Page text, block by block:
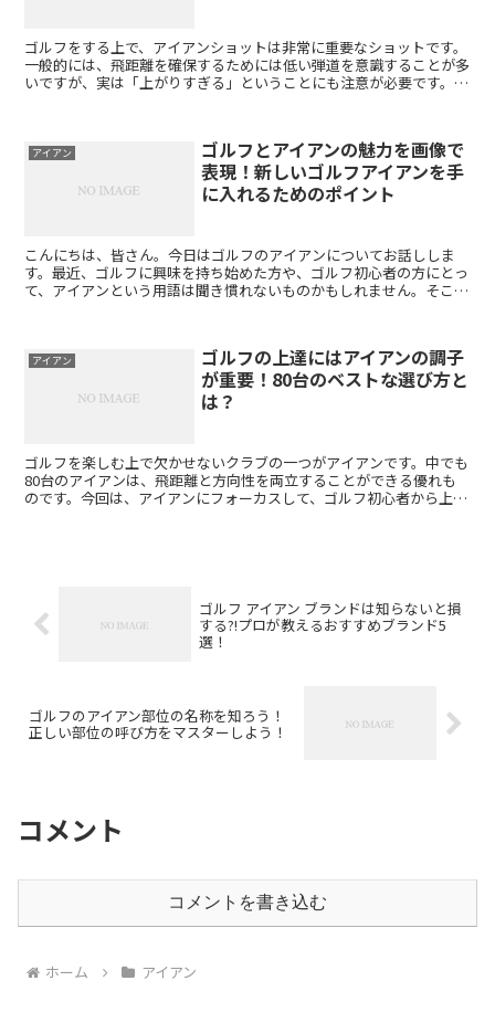
ゴルフをする上で、アイアンショットは非常に重要なショットです。
一般的には、飛距離を確保するためには低い弾道を意識することが多
いですが、実は「上がりすぎる」ということにも注意が必要です。で
アイアン
ゴルフとアイアンの魅力を画像で
表現！新しいゴルフアイアンを手
に入れるためのポイント
こんにちは、皆さん。今日はゴルフのアイアンについてお話ししま
す。最近、ゴルフに興味を持ち始めた方や、ゴルフ初心者の方にとっ
て、アイアンという用語は聞き慣れないものかもしれません。そこ
アイアン
ゴルフの上達にはアイアンの調子
が重要！80台のベストな選び方と
は？
ゴルフを楽しむ上で欠かせないクラブの一つがアイアンです。中でも
80台のアイアンは、飛距離と方向性を両立することができる優れも
のです。今回は、アイアンにフォーカスして、ゴルフ初心者から上級
ゴルフ アイアン ブランドは知らないと損
する?!プロが教えるおすすめブランド5
選！
ゴルフのアイアン部位の名称を知ろう！
正しい部位の呼び方をマスターしよう！
コメント
コメントを書き込む
ホーム アイアン